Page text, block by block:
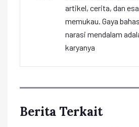
artikel, cerita, dan
memukau. Gaya
narasi mendalam
karyanya
Berita Terkait